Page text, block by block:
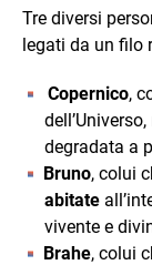
Tre diversi
legati da un filo
Copernico,
degradata a
Bruno, colui
abitate
vivente e
Brahe, colui